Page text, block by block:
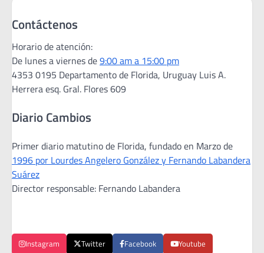
Contáctenos
Horario de atención:
De lunes a viernes de9:00 am a 15:00 pm
4353 0195 Departamento de Florida, Uruguay Luis A.
Herrera esq. Gral. Flores 609
Diario Cambios
Primer diario matutino de Florida, fundado en Marzo de
1996 por Lourdes Angelero González y Fernando Labandera
Suárez
Director responsable: Fernando Labandera
Instagram Twitter Facebook Youtube